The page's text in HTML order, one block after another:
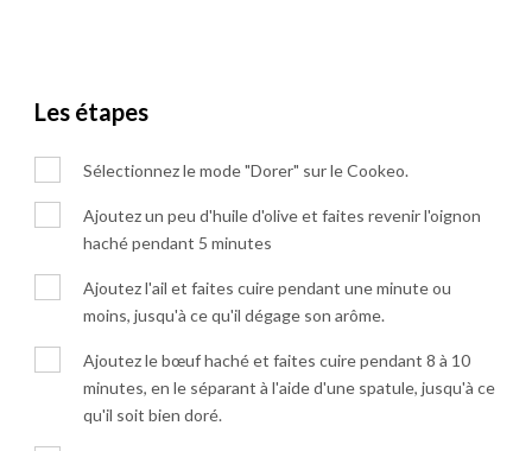
Les étapes
Sélectionnez le mode "Dorer" sur le Cookeo.
Ajoutez un peu d'huile d'olive et faites revenir l'oignon
haché pendant 5 minutes
Ajoutez l'ail et faites cuire pendant une minute ou
moins, jusqu'à ce qu'il dégage son arôme.
Ajoutez le bœuf haché et faites cuire pendant 8 à 10
minutes, en le séparant à l'aide d'une spatule, jusqu'à ce
qu'il soit bien doré.